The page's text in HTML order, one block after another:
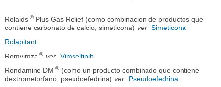
Rolaids ® Plus Gas Relief (como combinacion de productos que
contiene carbonato de calcio, simeticona) ver Simeticona
Rolapitant
Romvimza ® ver Vimseltinib
Rondamine DM ® (como un producto combinado que contiene
dextrometorfano, pseudoefedrina) ver
Pseudoefedrina